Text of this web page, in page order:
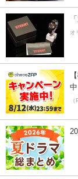
オ
中